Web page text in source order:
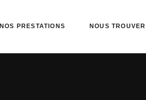
NOS PRESTATIONS NOUS TROUVER